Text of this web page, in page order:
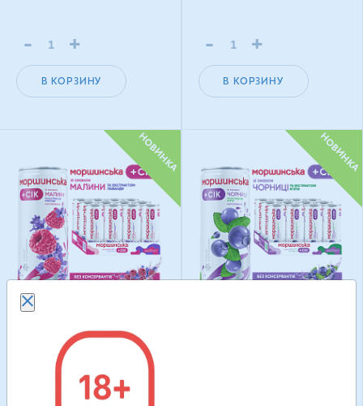
- +
В КОРЗИНУ
- +
В КОРЗИНУ
Моршинская со вкусом
малины и экстрактом
лаванды 0,33 л
НОВИНКА НОВИНКА